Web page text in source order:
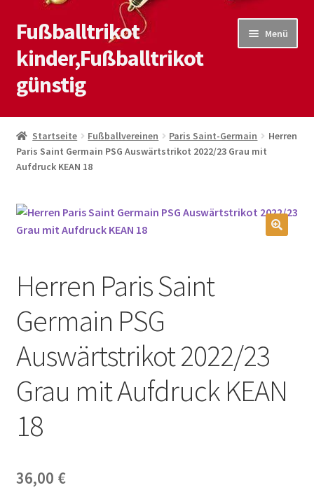
Zur
Navigation
springen
Zum
Inhalt
springen
Fußballtrikot
kinder,Fußballtrikot
günstig
Menü
Start
Blog
Kontaktiere uns
Shop
Startseite Fußballvereinen Paris Saint-Germain
Herren
Paris Saint Germain PSG Auswärtstrikot 2022/23 Grau mit
Aufdruck KEAN 18
Herren Paris Saint
Germain PSG
Auswärtstrikot 2022/23
Grau mit Aufdruck KEAN
18
36,00 €